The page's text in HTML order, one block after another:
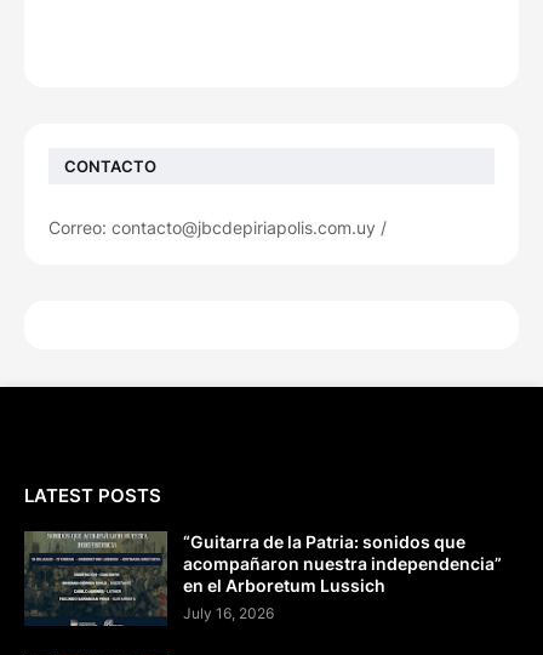
CONTACTO
Correo: contacto@jbcdepiriapolis.com.uy /
LATEST POSTS
“Guitarra de la Patria: sonidos que
acompañaron nuestra independencia”
en el Arboretum Lussich
July 16, 2026